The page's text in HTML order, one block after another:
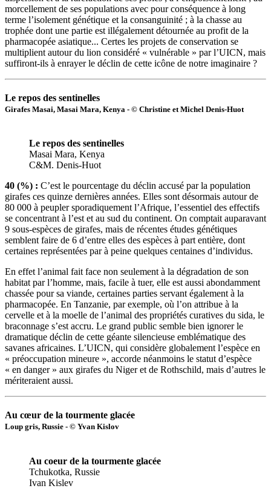
morcellement de ses populations avec pour conséquence à long
terme l’isolement génétique et la consanguinité ; à la chasse au
trophée dont une partie est illégalement détournée au profit de la
pharmacopée asiatique... Certes les projets de conservation se
multiplient autour du lion considéré « vulnérable » par l’UICN, mais
suffiront-ils à enrayer le déclin de cette icône de notre imaginaire ?
Le repos des sentinelles
Girafes Masai, Masai Mara, Kenya - © Christine et Michel Denis-Huot
Le repos des sentinelles
Masai Mara, Kenya
C&M. Denis-Huot
40 (%) : C’est le pourcentage du déclin accusé par la population
girafes ces quinze dernières années. Elles sont désormais autour de
80 000 à peupler sporadiquement l’Afrique, l’essentiel des effectifs
se concentrant à l’est et au sud du continent. On comptait auparavant
9 sous-espèces de girafes, mais de récentes études génétiques
semblent faire de 6 d’entre elles des espèces à part entière, dont
certaines représentées par à peine quelques centaines d’individus.
En effet l’animal fait face non seulement à la dégradation de son
habitat par l’homme, mais, facile à tuer, elle est aussi abondamment
chassée pour sa viande, certaines parties servant également à la
pharmacopée. En Tanzanie, par exemple, où l’on attribue à la
cervelle et à la moelle de l’animal des propriétés curatives du sida, le
braconnage s’est accru. Le grand public semble bien ignorer le
dramatique déclin de cette géante silencieuse emblématique des
savanes africaines. L’UICN, qui considère globalement l’espèce en
« préoccupation mineure », accorde néanmoins le statut d’espèce
« en danger » aux girafes du Niger et de Rothschild, mais d’autres le
mériteraient aussi.
Au cœur de la tourmente glacée
Loup gris, Russie - © Yvan Kislov
Au coeur de la tourmente glacée
Tchukotka, Russie
Ivan Kislev